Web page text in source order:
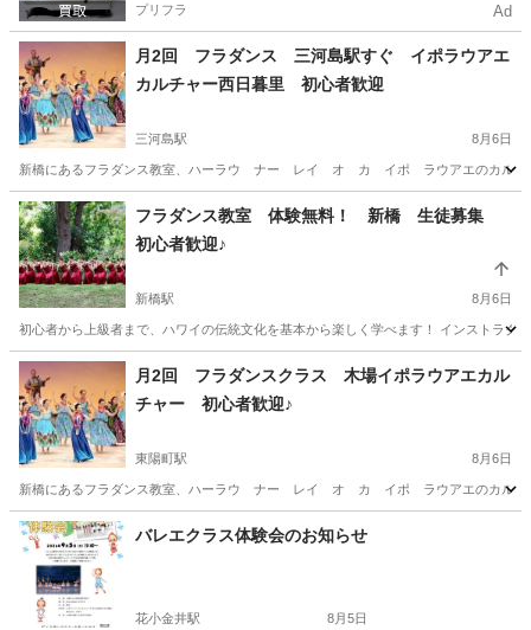
プリフラ Ad
月2回 フラダンス 三河島駅すぐ イポラウアエ
カルチャー西日暮里 初心者歓迎
三河島駅 8月6日
新橋にあるフラダンス教室、ハーラウ ナー レイ オ カ イポ ラウアエのカルチャ
東京 荒川区 三河島駅 フラダンス レッスン
フラダンス教室 体験無料！ 新橋 生徒募集
初心者歓迎♪
新橋駅 8月6日
初心者から上級者まで、ハワイの伝統文化を基本から楽しく学べます！ インストラ
東京 港区 新橋駅 フラダンス ハワイ
月2回 フラダンスクラス 木場イポラウアエカル
チャー 初心者歓迎♪
東陽町駅 8月6日
新橋にあるフラダンス教室、ハーラウ ナー レイ オ カ イポ ラウアエのカルチャ
東京 江東区 東陽町駅 フラダンス 東京
東陽町駅
バレエクラス体験会のお知らせ
花小金井駅 8月5日